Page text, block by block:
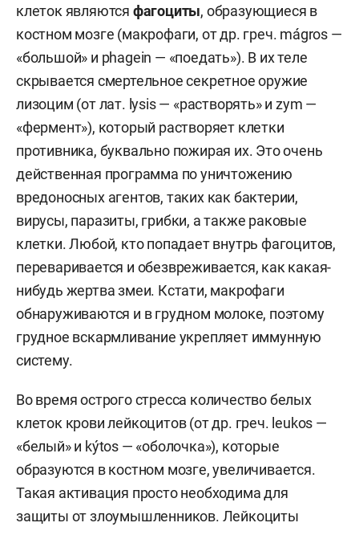
клеток являются фагоциты, образующиеся в
костном мозге (макрофаги, от др. греч. mágros —
«большой» и phagein — «поедать»). В их теле
скрывается смертельное секретное оружие
лизоцим (от лат. lysis — «растворять» и zym —
«фермент»), который растворяет клетки
противника, буквально пожирая их. Это очень
действенная программа по уничтожению
вредоносных агентов, таких как бактерии,
вирусы, паразиты, грибки, а также раковые
клетки. Любой, кто попадает внутрь фагоцитов,
переваривается и обезвреживается, как какая-
нибудь жертва змеи. Кстати, макрофаги
обнаруживаются и в грудном молоке, поэтому
грудное вскармливание укрепляет иммунную
систему.
Во время острого стресса количество белых
клеток крови лейкоцитов (от др. греч. leukos —
«белый» и kýtos — «оболочка»), которые
образуются в костном мозге, увеличивается.
Такая активация просто необходима для
защиты от злоумышленников. Лейкоциты